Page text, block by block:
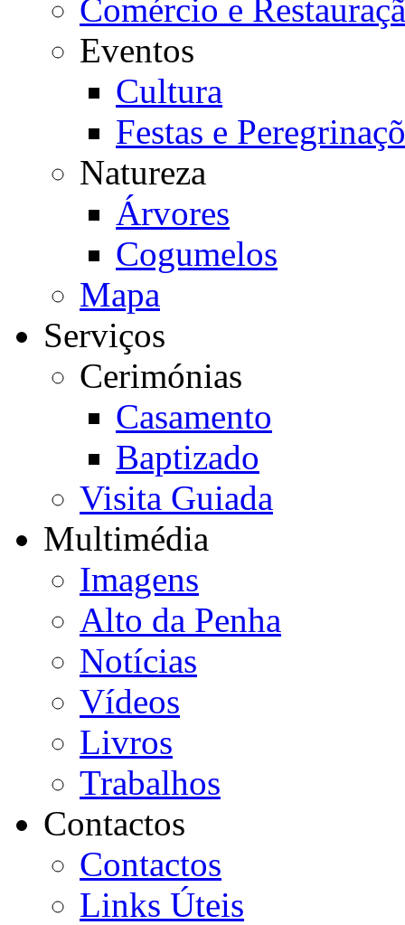
Comércio e
Eventos
Cultura
Festas e
Natureza
Árvores
Cogumelos
Mapa
Serviços
Cerimónias
Casamento
Baptizado
Visita Guiada
Multimédia
Imagens
Alto da Penha
Notícias
Vídeos
Livros
Trabalhos
Contactos
Contactos
Links Úteis